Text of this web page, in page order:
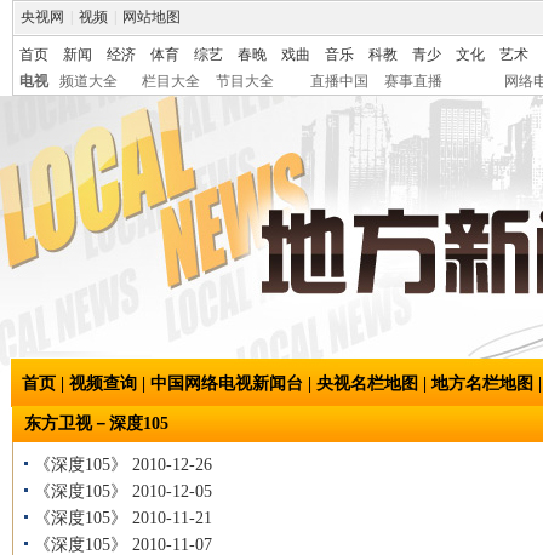
央视网 视频 网站地图
首页 新闻 经济 体育 综艺 春晚 戏曲 音乐 科教 青少 文化
艺术
电视
频道大全 栏目大全 节目大全 直播中国 赛事直播 网络
首页 视频查询 中国网络电视新闻台 央视名栏地图 |地方名栏地图
东方卫视－深度105
《深度105》 2010-12-26
《深度105》 2010-12-05
《深度105》 2010-11-21
《深度105》 2010-11-07